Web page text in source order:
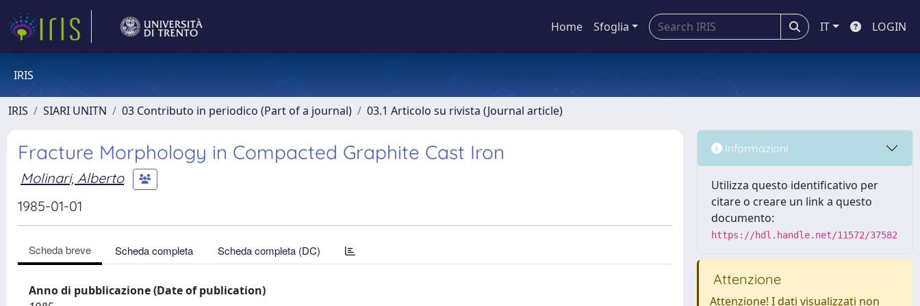
Home Sfoglia IT LOGIN
IRIS
IRIS SIARI UNITN 03 Contributo in periodico (Part of a journal) 03.1 Articolo su rivista (Journal article)
Fracture Morphology in Compacted Graphite Cast Iron
Molinari, Alberto
1985-01-01
Scheda breve Scheda completa Scheda completa (DC)
Anno di pubblicazione (Date of publication)
Informazioni
Utilizza questo identificativo per
citare o creare un link a questo
documento:
https://hdl.handle.net/11572/37582
Attenzione
Attenzione! I dati visualizzati non